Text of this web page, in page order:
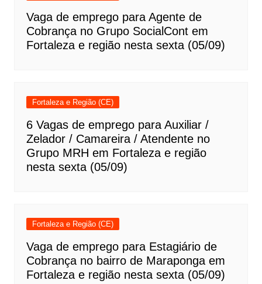
Vaga de emprego para Agente de
Cobrança no Grupo SocialCont em
Fortaleza e região nesta sexta (05/09)
Fortaleza e Região (CE)
6 Vagas de emprego para Auxiliar /
Zelador / Camareira / Atendente no
Grupo MRH em Fortaleza e região
nesta sexta (05/09)
Fortaleza e Região (CE)
Vaga de emprego para Estagiário de
Cobrança no bairro de Maraponga em
Fortaleza e região nesta sexta (05/09)